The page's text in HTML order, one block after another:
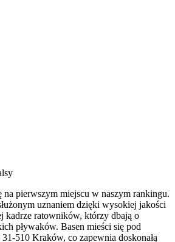
pierwszym miejscu w naszym rankingu.
uznaniem dzięki wysokiej jakości
kadrze ratowników, którzy dbają o
pływaków. Basen mieści się pod
510 Kraków, co zapewnia doskonałą